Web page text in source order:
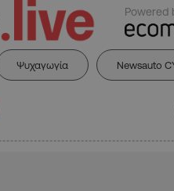
Powered
Ψυχαγωγία Newsauto